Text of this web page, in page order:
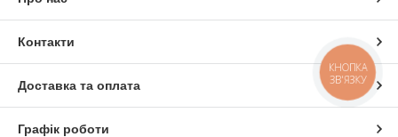
Контакти
Доставка та оплата
Графік роботи
КНОПКА
ЗВ'ЯЗКУ